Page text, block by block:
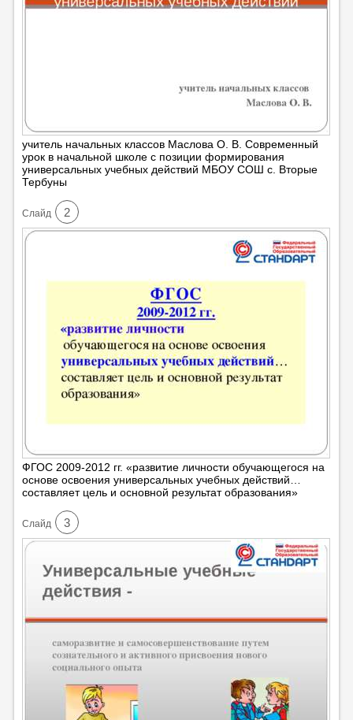
учитель начальных классов Маслова О. В. Современный
урок в начальной школе с позиции формирования
универсальных учебных действий МБОУ СОШ с. Вторые
Тербуны
Cлайд 2
ФГОС 2009-2012 гг. «развитие личности обучающегося на
основе освоения универсальных учебных действий…
составляет цель и основной результат образования»
Cлайд 3